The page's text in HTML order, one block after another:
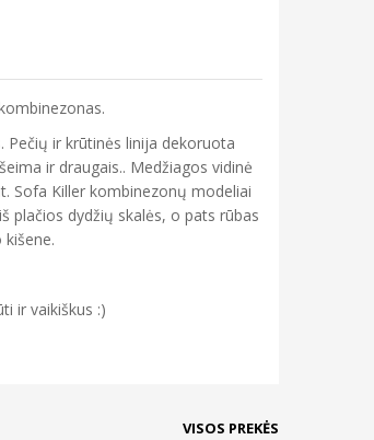
Pečių ir krūtinės linija dekoruota
ir draugais.. Medžiagos vidinė
Sofa Killer kombinezonų modeliai
plačios dydžių skalės, o pats rūbas
ir vaikiškus :)
VISOS PREKĖS